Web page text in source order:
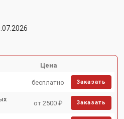
Цена
бесплатно Заказать
от 2500 ₽ Заказать